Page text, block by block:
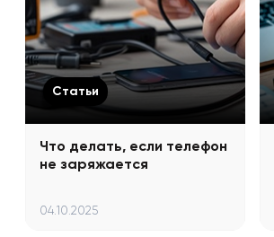
Статьи
Что делать, если телефон
не заряжается
04.10.2025